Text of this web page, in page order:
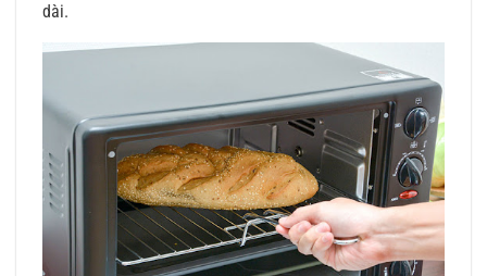
dài.